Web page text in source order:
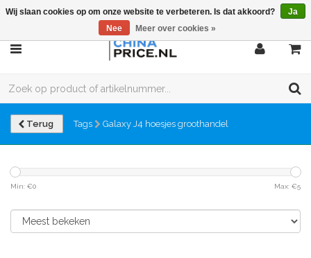
Terug Tags Galaxy J4 hoesjes groothandel
Min: €0 Max: €5
Wij slaan cookies op om onze website te verbeteren. Is dat akkoord?
Ja
Nee
Meer over cookies »